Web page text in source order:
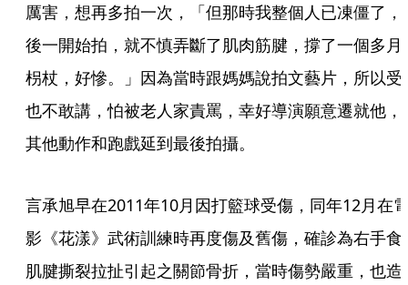
厲害，想再多拍一次，「但那時我整個人已凍僵了，
後一開始拍，就不慎弄斷了肌肉筋腱，撐了一個多月
枴杖，好慘。」因為當時跟媽媽說拍文藝片，所以受
也不敢講，怕被老人家責罵，幸好導演願意遷就他，
其他動作和跑戲延到最後拍攝。
言承旭早在2011年10月因打籃球受傷，同年12月在
影《花漾》武術訓練時再度傷及舊傷，確診為右手食
肌腱撕裂拉扯引起之關節骨折，當時傷勢嚴重，也造